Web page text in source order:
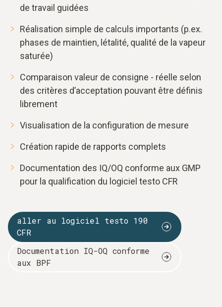
de travail guidées
Réalisation simple de calculs importants (p.ex.
phases de maintien, létalité, qualité de la vapeur
saturée)
Comparaison valeur de consigne - réelle selon
des critères d’acceptation pouvant être définis
librement
Visualisation de la configuration de mesure
Création rapide de rapports complets
Documentation des IQ/OQ conforme aux GMP
pour la qualification du logiciel testo CFR
aller au logiciel testo 190
CFR
Documentation IQ-OQ conforme
aux BPF